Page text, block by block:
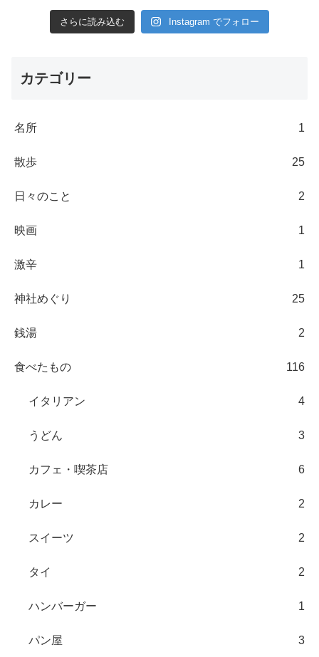
さらに読み込む Instagram でフォロー
カテゴリー
名所 1
散歩 25
日々のこと 2
映画 1
激辛 1
神社めぐり 25
銭湯 2
食べたもの 116
イタリアン 4
うどん 3
カフェ・喫茶店 6
カレー 2
スイーツ 2
タイ 2
ハンバーガー 1
パン屋 3